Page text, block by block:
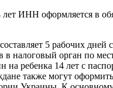
лет ИНН оформляется в
5 рабочих дней
в налоговый орган по
также могут